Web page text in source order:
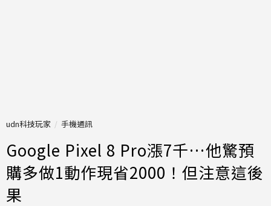
udn科技玩家 手機通訊
Google Pixel 8 Pro漲7千…他驚預
購多做1動作現省2000！但注意這後
果